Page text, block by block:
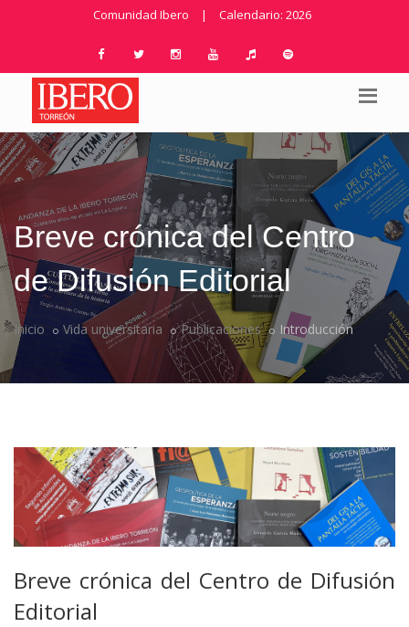
Comunidad Ibero | Calendario: 2026
Breve crónica del Centro
de Difusión Editorial
Inicio Vida universitaria Publicaciones Introducción
Breve crónica del Centro de Difusión
Editorial